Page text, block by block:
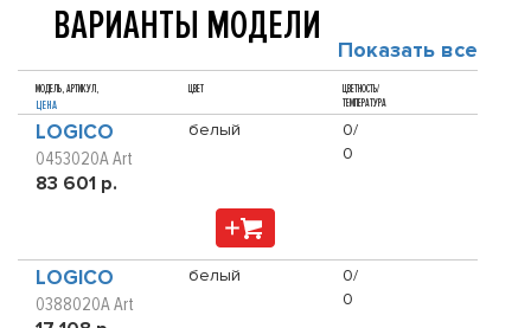
ВАРИАНТЫ МОДЕЛИ Показать все
МОДЕЛЬ, АРТИКУЛ,
ЦЕНА
ЦВЕТ
ЦВЕТНОСТЬ/
ТЕМПЕРАТУРА
LOGICO
0453020A Art
83 601 р.
белый
0/
0
LOGICO
0388020A Art
белый
0/
0